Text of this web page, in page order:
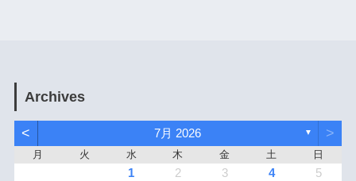
Archives
< 7月 2026 ▼ >
月 火 水 木 金 土 日
1 2 3 4
5